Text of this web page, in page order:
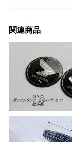
関連商品